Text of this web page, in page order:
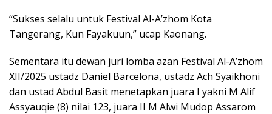
“Sukses selalu untuk Festival Al-A’zhom Kota
Tangerang, Kun Fayakuun,” ucap Kaonang.
Sementara itu dewan juri lomba azan Festival Al-A’zhom
XII/2025 ustadz Daniel Barcelona, ustadz Ach Syaikhoni
dan ustad Abdul Basit menetapkan juara I yakni M Alif
Assyauqie (8) nilai 123, juara II M Alwi Mudop Assarom